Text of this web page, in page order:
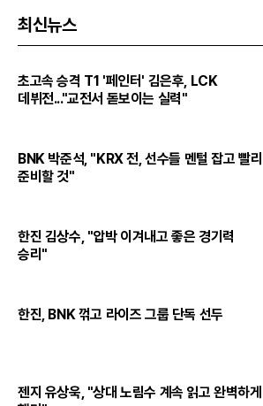
최신뉴스
초고속 승격 T1 '페인터' 김은후, LCK
데뷔전..."교전서 돋보이는 실력"
BNK 박준석, "KRX 전, 선수들 멘털 잡고 빨리
준비할 것"
한진 김상수, "압박 이겨내고 좋은 경기력
승리"
한진, BNK 꺾고 라이즈 그룹 단독 선두
젠지 유상욱, "상대 노림수 계속 읽고 완벽하게